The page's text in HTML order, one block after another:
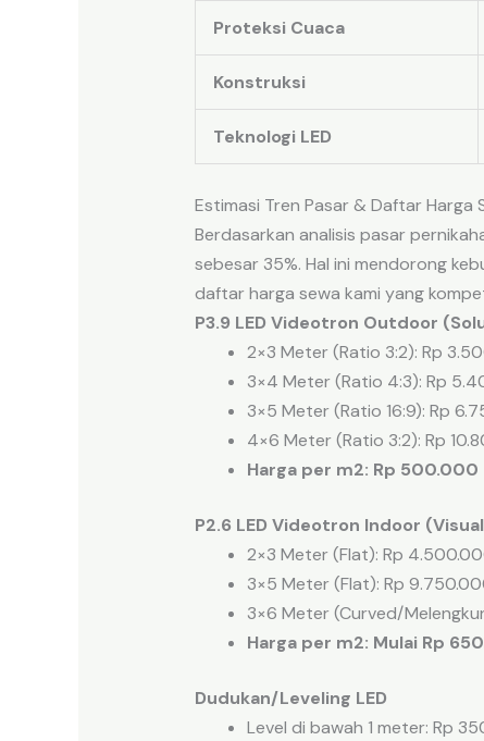
Proteksi Cuaca
Konstruksi
Teknologi LED
Estimasi Tren Pasar & Daftar
Berdasarkan analisis pasar
sebesar 35%. Hal ini mendorong
daftar harga sewa kami yang
P3.9 LED Videotron Outdoor
2×3 Meter (Ratio 3:2): Rp
3×4 Meter (Ratio 4:3): Rp
3×5 Meter (Ratio 16:9): Rp
4×6 Meter (Ratio 3:2): Rp
Harga per m2: Rp 500.000
P2.6 LED Videotron Indoor
2×3 Meter (Flat): Rp
3×5 Meter (Flat): Rp
3×6 Meter (Curved/
Harga per m2: Mulai Rp
Dudukan/Leveling LED
Level di bawah 1 meter: Rp